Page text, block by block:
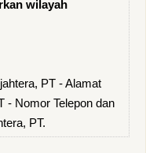
wilayah
PT - Alamat
- Nomor Telepon dan
PT.